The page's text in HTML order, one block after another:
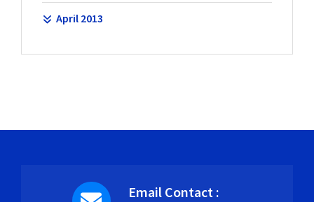
April 2013
Email Contact :